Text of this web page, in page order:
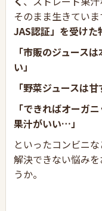
そのまま生きてい
JAS認証」を受けた
「市販のジュース
い」
「野菜ジュースは
「できればオーガ
果汁がいい…」
といったコンビニ
解決できない悩み
うか。